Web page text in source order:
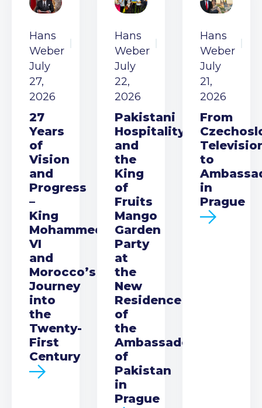
Hans
Weber
July
27,
2026
27
Years
of
Vision
and
Progress
–
King
Mohammed
VI
and
Morocco’s
Journey
into
the
Twenty-
First
Century
Hans
Weber
July
22,
2026
Pakistani
Hospitality
and
the
King
of
Fruits
Mango
Garden
Party
at
the
New
Residence
of
the
Ambassador
of
Pakistan
in
Prague
Hans
Weber
July
21,
2026
From
to
in
Prague